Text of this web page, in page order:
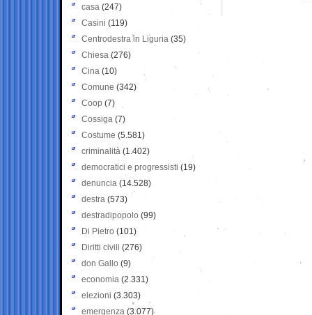
casa (247)
Casini (119)
Centrodestra in Liguria (35)
Chiesa (276)
Cina (10)
Comune (342)
Coop (7)
Cossiga (7)
Costume (5.581)
criminalità (1.402)
democratici e progressisti (19)
denuncia (14.528)
destra (573)
destradipopolo (99)
Di Pietro (101)
Diritti civili (276)
don Gallo (9)
economia (2.331)
elezioni (3.303)
emergenza (3.077)